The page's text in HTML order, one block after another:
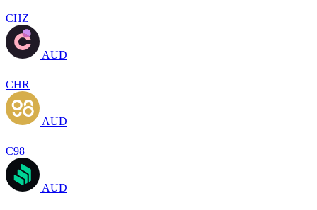
CHZ
AUD
CHR
AUD
C98
AUD